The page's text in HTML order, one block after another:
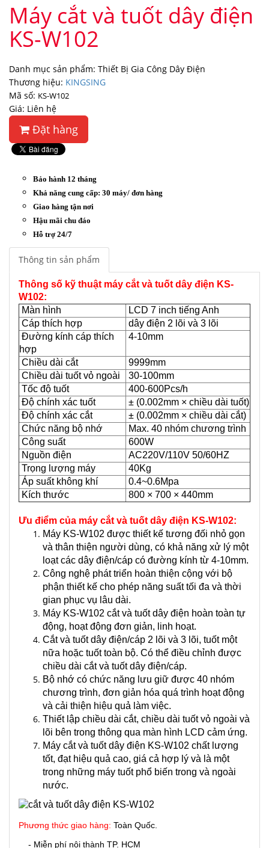
Máy cắt và tuốt dây điện
KS-W102
Danh mục sản phẩm: Thiết Bị Gia Công Dây Điện
Thương hiệu: KINGSING
Mã số: KS-W102
Giá: Liên hệ
Đặt hàng
Bảo hành 12 tháng
Khả năng cung cấp: 30 máy/ đơn hàng
Giao hàng tận nơi
Hậu mãi chu đáo
Hỗ trợ 24/7
Thông tin sản phẩm
Thông số kỹ thuật máy cắt và tuốt dây điện KS-
W102:
Màn hình
LCD 7 inch tiếng Anh
Cáp thích hợp
dây điện 2 lõi và 3 lõi
Đường kính cáp thích
hợp
4-10mm
Chiều dài cắt
9999mm
Chiều dài tuốt vỏ ngoài
30-100mm
Tốc độ tuốt
400-600Pcs/h
Độ chính xác tuốt
± (0.002mm × chiều dài tuốt)
Độ chính xác cắt
± (0.002mm × chiều dài cắt)
Chức năng bộ nhớ
Max. 40 nhóm chương trình
Công suất
600W
Nguồn điện
AC220V/110V 50/60HZ
Trọng lượng máy
40Kg
Áp suất không khí
0.4~0.6Mpa
Kích thước
800 × 700 × 440mm
Ưu điểm của máy cắt và tuốt dây điện KS-W102:
Máy KS-W102 được thiết kế tương đối nhỏ gọn
và thân thiện người dùng, có khả năng xử lý một
loạt các dây điện/cáp có đường kính từ 4-10mm.
Công nghệ phát triển hoàn thiện cộng với bộ
phận thiết kế cho phép năng suất tối đa và thời
gian phục vụ lâu dài.
Máy KS-W102 cắt và tuốt dây điện hoàn toàn tự
động, hoạt động đơn giản, linh hoạt.
Cắt và tuốt dây điện/cáp 2 lõi và 3 lõi, tuốt một
nữa hoặc tuốt toàn bộ. Có thể điều chỉnh được
chiều dài cắt và tuốt dây điện/cáp.
Bộ nhớ có chức năng lưu giữ được 40 nhóm
chương trình, đơn giản hóa quá trình hoạt động
và cải thiện hiệu quả làm việc.
Thiết lập chiều dài cắt, chiều dài tuốt vỏ ngoài và
lõi bên trong thông qua màn hình LCD cảm ứng.
Máy cắt và tuốt dây điện KS-W102 chất lượng
tốt, đạt hiệu quả cao, giá cả hợp lý và là một
trong những máy tuốt phổ biến trong và ngoài
nước.
Phương thức giao hàng: Toàn Quốc.
- Miễn phí nội thành TP. HCM